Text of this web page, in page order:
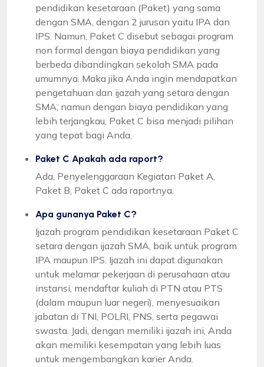
pendidikan kesetaraan (Paket) yang sama
dengan SMA, dengan 2 jurusan yaitu IPA dan
IPS. Namun, Paket C disebut sebagai program
non formal dengan biaya pendidikan yang
berbeda dibandingkan sekolah SMA pada
umumnya. Maka jika Anda ingin mendapatkan
pengetahuan dan ijazah yang setara dengan
SMA, namun dengan biaya pendidikan yang
lebih terjangkau, Paket C bisa menjadi pilihan
yang tepat bagi Anda.
Paket C Apakah ada raport?
Ada, Penyelenggaraan Kegiatan Paket A,
Paket B, Paket C ada raportnya.
Apa gunanya Paket C?
Ijazah program pendidikan kesetaraan Paket C
setara dengan ijazah SMA, baik untuk program
IPA maupun IPS. Ijazah ini dapat digunakan
untuk melamar pekerjaan di perusahaan atau
instansi, mendaftar kuliah di PTN atau PTS
(dalam maupun luar negeri), menyesuaikan
jabatan di TNI, POLRI, PNS, serta pegawai
swasta. Jadi, dengan memiliki ijazah ini, Anda
akan memiliki kesempatan yang lebih luas
untuk mengembangkan karier Anda.